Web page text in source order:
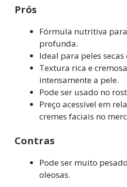
Prós
Fórmula nutritiva
profunda.
Ideal para peles secas
Textura rica e
intensamente a pele.
Pode ser usado no
Preço acessível em
cremes faciais no
Contras
Pode ser muito
oleosas.